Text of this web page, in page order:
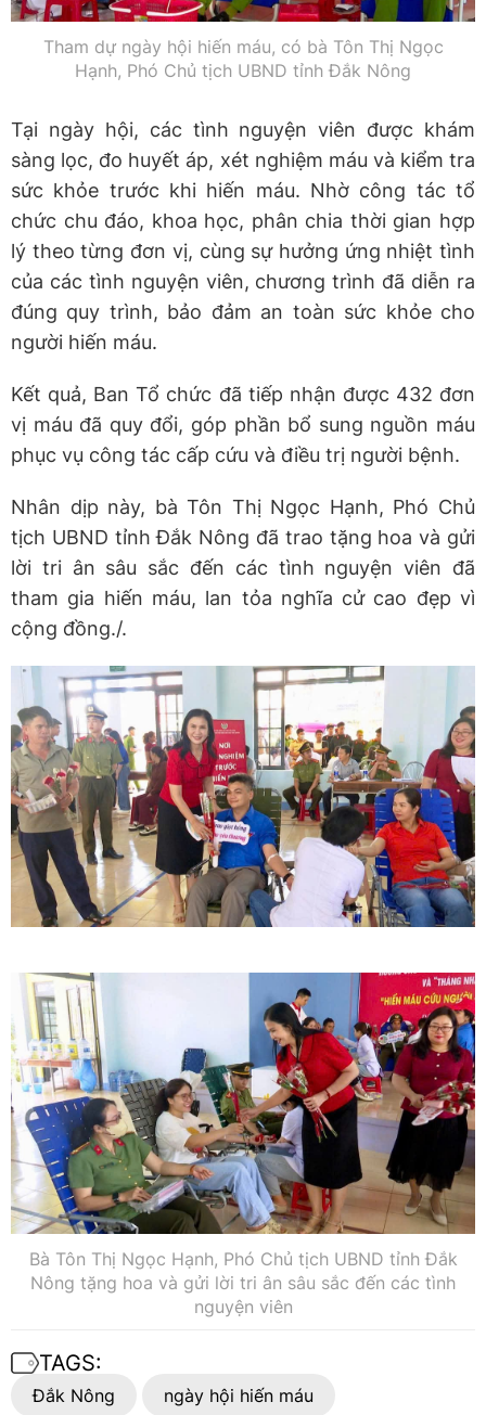
Tham dự ngày hội hiến máu, có bà Tôn Thị Ngọc
Hạnh, Phó Chủ tịch UBND tỉnh Đắk Nông
Tại ngày hội, các tình nguyện viên được khám
sàng lọc, đo huyết áp, xét nghiệm máu và kiểm tra
sức khỏe trước khi hiến máu. Nhờ công tác tổ
chức chu đáo, khoa học, phân chia thời gian hợp
lý theo từng đơn vị, cùng sự hưởng ứng nhiệt tình
của các tình nguyện viên, chương trình đã diễn ra
đúng quy trình, bảo đảm an toàn sức khỏe cho
người hiến máu.
Kết quả, Ban Tổ chức đã tiếp nhận được 432 đơn
vị máu đã quy đổi, góp phần bổ sung nguồn máu
phục vụ công tác cấp cứu và điều trị người bệnh.
Nhân dịp này, bà Tôn Thị Ngọc Hạnh, Phó Chủ
tịch UBND tỉnh Đắk Nông đã trao tặng hoa và gửi
lời tri ân sâu sắc đến các tình nguyện viên đã
tham gia hiến máu, lan tỏa nghĩa cử cao đẹp vì
cộng đồng./.
Bà Tôn Thị Ngọc Hạnh, Phó Chủ tịch UBND tỉnh Đắk
Nông tặng hoa và gửi lời tri ân sâu sắc đến các tình
nguyện viên
TAGS:
Đắk Nông ngày hội hiến máu